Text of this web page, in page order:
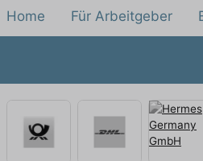
Home Für Arbeitgeber